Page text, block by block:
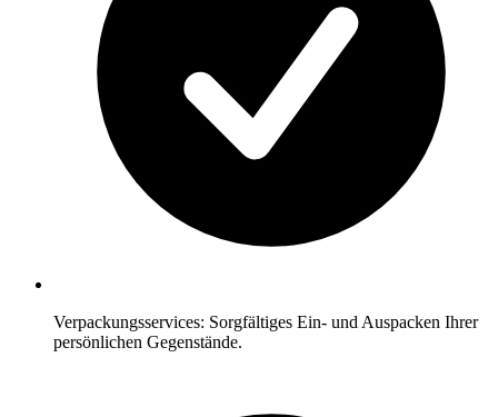
Verpackungsservices: Sorgfältiges Ein- und Auspacken Ihrer
persönlichen Gegenstände.